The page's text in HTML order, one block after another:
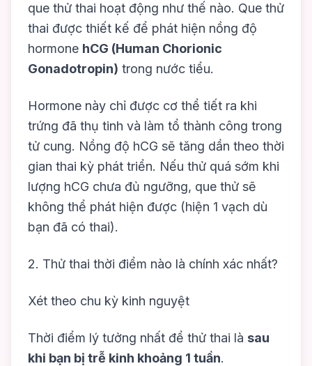
que thử thai hoạt động như thế nào. Que thử
thai được thiết kế để phát hiện nồng độ
hormone hCG (Human Chorionic
Gonadotropin) trong nước tiểu.
Hormone này chỉ được cơ thể tiết ra khi
trứng đã thụ tinh và làm tổ thành công trong
tử cung. Nồng độ hCG sẽ tăng dần theo thời
gian thai kỳ phát triển. Nếu thử quá sớm khi
lượng hCG chưa đủ ngưỡng, que thử sẽ
không thể phát hiện được (hiện 1 vạch dù
bạn đã có thai).
2. Thử thai thời điểm nào là chính xác nhất?
Xét theo chu kỳ kinh nguyệt
Thời điểm lý tưởng nhất để thử thai là sau
khi bạn bị trễ kinh khoảng 1 tuần.